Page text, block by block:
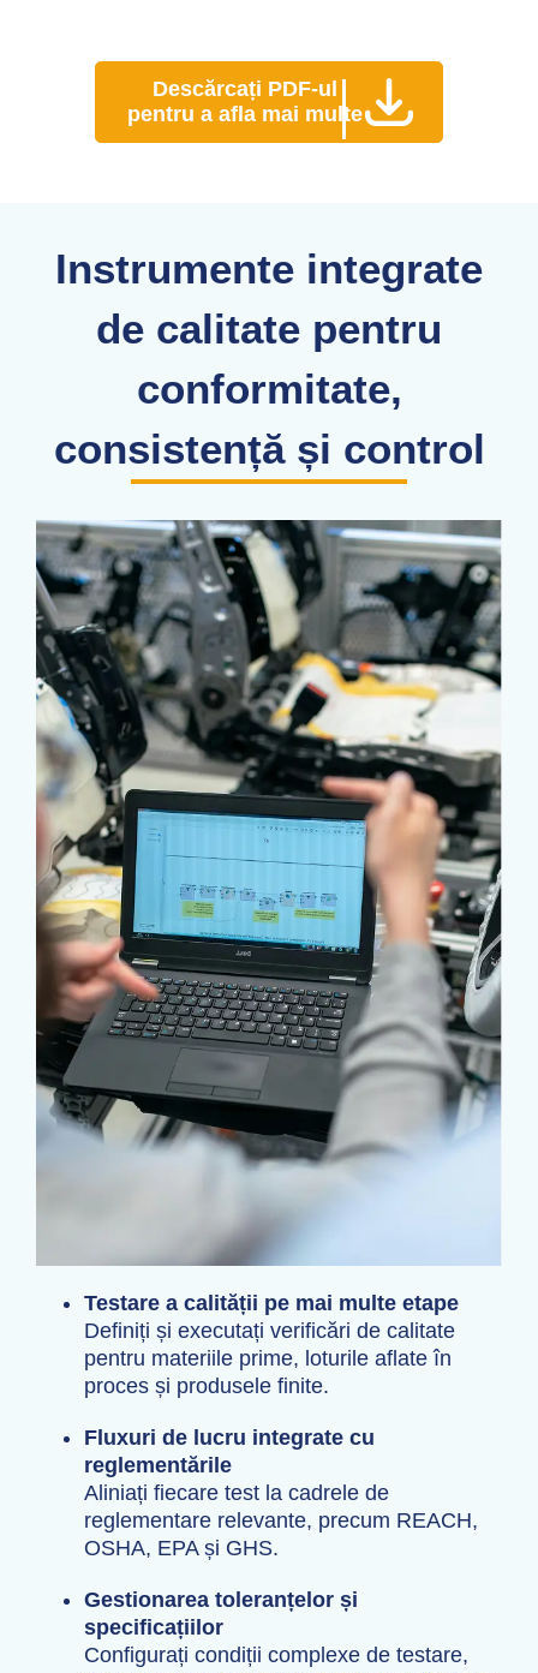
Descărcați PDF-ul
pentru a afla mai multe
Instrumente integrate
de calitate pentru
conformitate,
consistență și control
Testare a calității pe mai multe etape
Definiți și executați verificări de calitate
pentru materiile prime, loturile aflate în
proces și produsele finite.
Fluxuri de lucru integrate cu
reglementările
Aliniați fiecare test la cadrele de
reglementare relevante, precum REACH,
OSHA, EPA și GHS.
Gestionarea toleranțelor și
specificațiilor
Configurați condiții complexe de testare,